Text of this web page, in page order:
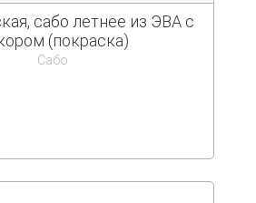
сабо летнее из ЭВА с
(покраска)
Сабо